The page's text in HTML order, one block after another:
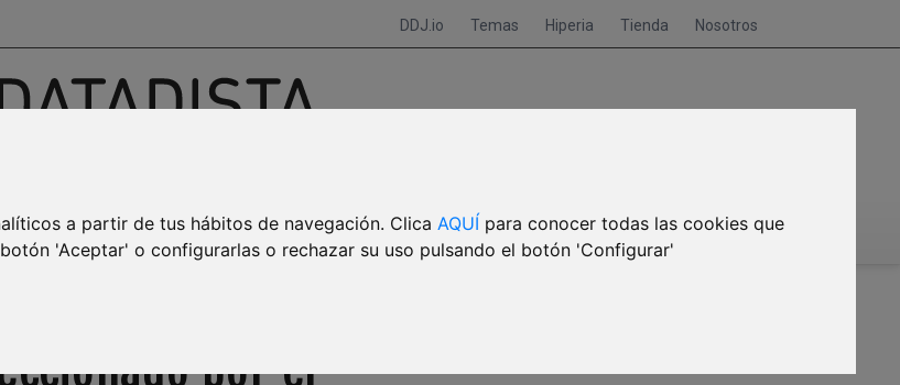
a partir de tus hábitos de navegación. ClicaAQUÍ para conocer todas las cookies que
'Aceptar' o configurarlas o rechazar su uso pulsando el botón 'Configurar'
DDJ.io Temas Hiperia Tienda Nosotros
MAR MENOR EMPLEO TRANSPARENCIA 🎙CRISIS DE MEMORIA
por el